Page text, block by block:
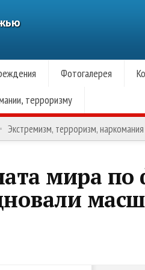
Фотогалерея
терроризму
Экстремизм, терроризм, наркомания
мира по